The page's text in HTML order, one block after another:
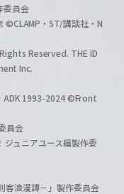
委員会
・ST/講談社・N
Reserved. THE ID
Inc.
ADK 1993-2024 ©Front
員会
ュニアユース編製作委
客浪漫譚－」製作委員会